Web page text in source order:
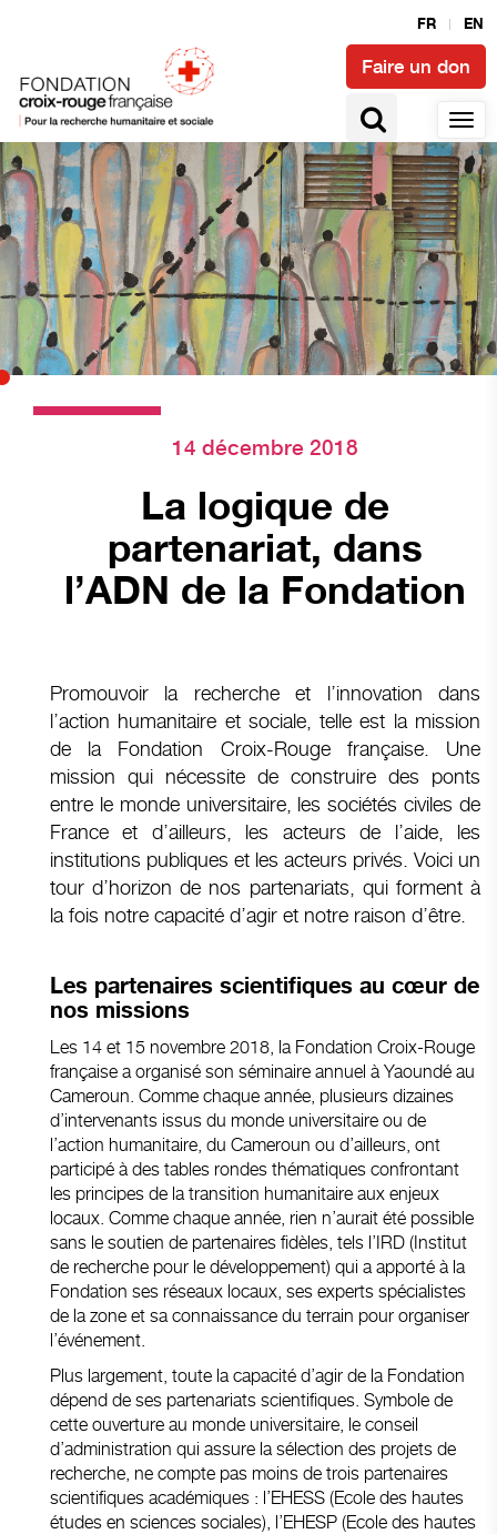
FR EN
Faire un don
14 décembre 2018
La logique de
partenariat, dans
l’ADN de la Fondation
Promouvoir la recherche et l’innovation dans
l’action humanitaire et sociale, telle est la mission
de la Fondation Croix-Rouge française. Une
mission qui nécessite de construire des ponts
entre le monde universitaire, les sociétés civiles de
France et d’ailleurs, les acteurs de l’aide, les
institutions publiques et les acteurs privés. Voici un
tour d’horizon de nos partenariats, qui forment à
la fois notre capacité d’agir et notre raison d’être.
Les partenaires scientifiques au cœur de
nos missions
Les 14 et 15 novembre 2018, la Fondation Croix-Rouge
française a organisé son séminaire annuel à Yaoundé au
Cameroun. Comme chaque année, plusieurs dizaines
d’intervenants issus du monde universitaire ou de
l’action humanitaire, du Cameroun ou d’ailleurs, ont
participé à des tables rondes thématiques confrontant
les principes de la transition humanitaire aux enjeux
locaux. Comme chaque année, rien n’aurait été possible
sans le soutien de partenaires fidèles, tels l’IRD (Institut
de recherche pour le développement) qui a apporté à la
Fondation ses réseaux locaux, ses experts spécialistes
de la zone et sa connaissance du terrain pour organiser
l’événement.
Plus largement, toute la capacité d’agir de la Fondation
dépend de ses partenariats scientifiques. Symbole de
cette ouverture au monde universitaire, le conseil
d’administration qui assure la sélection des projets de
recherche, ne compte pas moins de trois partenaires
scientifiques académiques : l’EHESS (Ecole des hautes
études en sciences sociales), l’EHESP (Ecole des hautes